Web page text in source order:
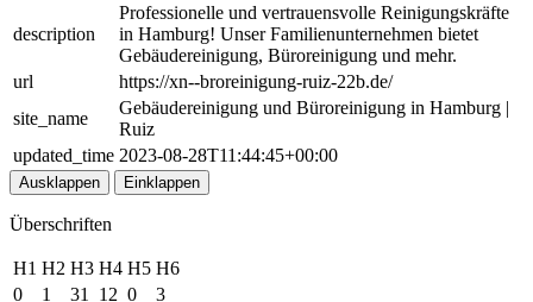
description
Professionelle und vertrauensvolle Reinigungskräfte
in Hamburg! Unser Familienunternehmen bietet
Gebäudereinigung, Büroreinigung und mehr.
url
https://xn--broreinigung-ruiz-22b.de/
site_name
Gebäudereinigung und Büroreinigung in Hamburg |
Ruiz
updated_time 2023-08-28T11:44:45+00:00
Ausklappen Einklappen
Überschriften
H1 H2 H3 H4 H5 H6
0
1 31 12 0 3